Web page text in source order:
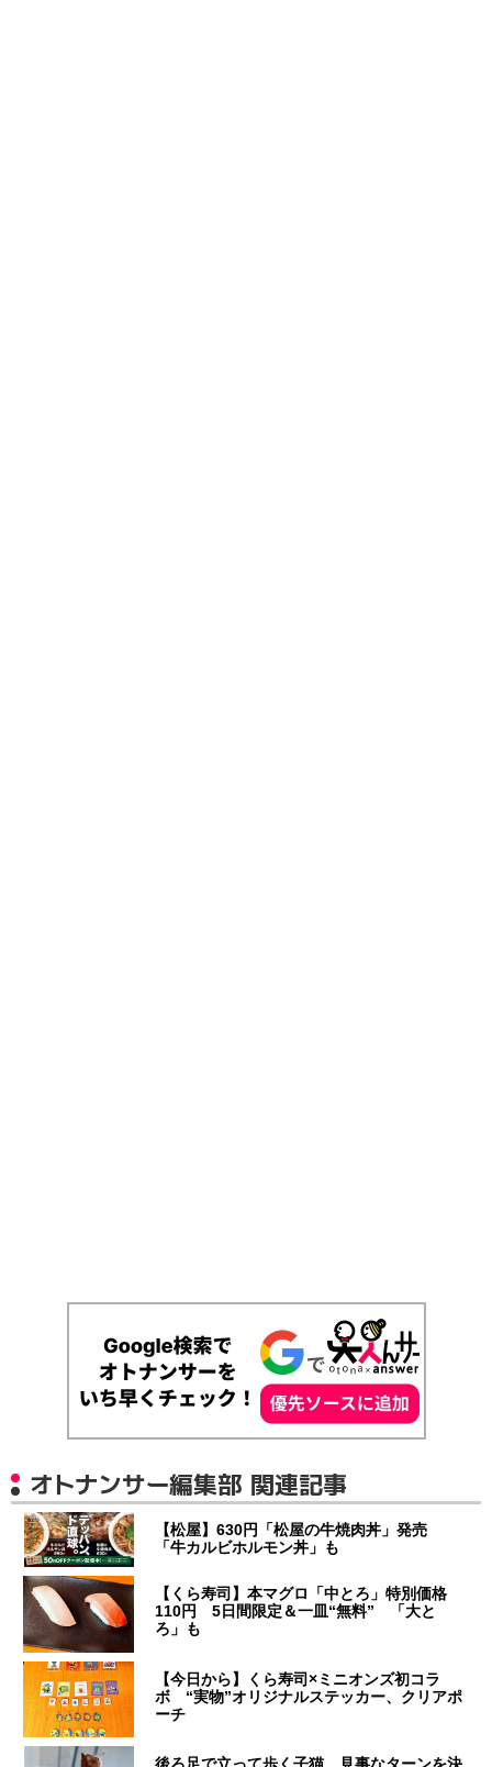
オトナンサー編集部 関連記事
【松屋】630円「松屋の牛焼肉丼」発売
「牛カルビホルモン丼」も
【くら寿司】本マグロ「中とろ」特別価格
110円 5日間限定＆一皿“無料” 「大と
ろ」も
【今日から】くら寿司×ミニオンズ初コラ
ボ “実物”オリジナルステッカー、クリアポ
ーチ